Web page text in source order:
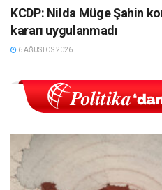
KCDP: Nilda Müge Şahin
kararı uygulanmadı
6 AĞUSTOS 2026